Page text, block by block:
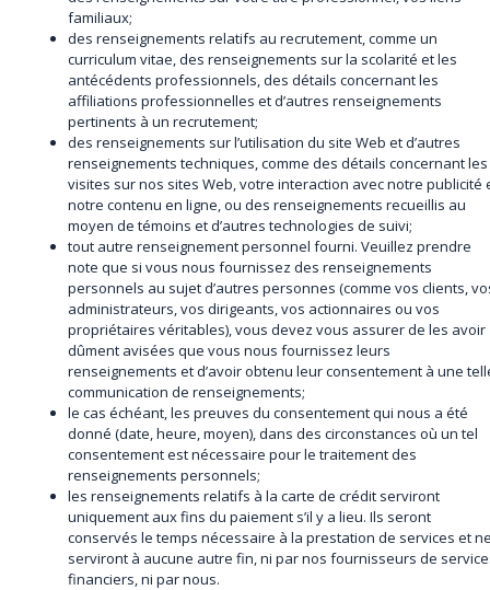
familiaux;
des renseignements relatifs au recrutement, comme un
curriculum vitae, des renseignements sur la scolarité et les
antécédents professionnels, des détails concernant les
affiliations professionnelles et d’autres renseignements
pertinents à un recrutement;
des renseignements sur l’utilisation du site Web et d’autres
renseignements techniques, comme des détails concernant les
visites sur nos sites Web, votre interaction avec notre publicité
notre contenu en ligne, ou des renseignements recueillis au
moyen de témoins et d’autres technologies de suivi;
tout autre renseignement personnel fourni. Veuillez prendre
note que si vous nous fournissez des renseignements
personnels au sujet d’autres personnes (comme vos clients,
administrateurs, vos dirigeants, vos actionnaires ou vos
propriétaires véritables), vous devez vous assurer de les avoir
dûment avisées que vous nous fournissez leurs
renseignements et d’avoir obtenu leur consentement à une
communication de renseignements;
le cas échéant, les preuves du consentement qui nous a été
donné (date, heure, moyen), dans des circonstances où un tel
consentement est nécessaire pour le traitement des
renseignements personnels;
les renseignements relatifs à la carte de crédit serviront
uniquement aux fins du paiement s’il y a lieu. Ils seront
conservés le temps nécessaire à la prestation de services et
serviront à aucune autre fin, ni par nos fournisseurs de
financiers, ni par nous.